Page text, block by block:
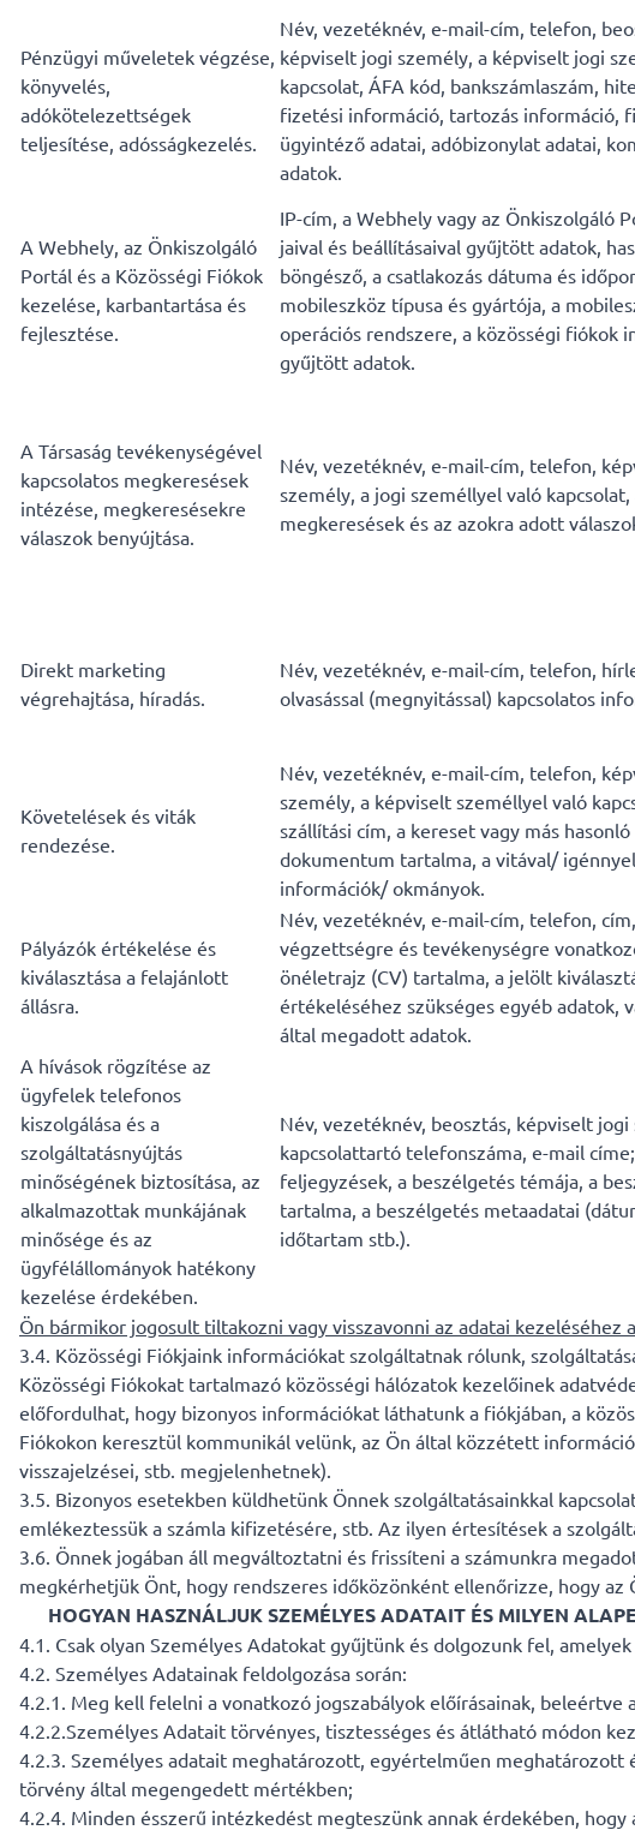
Pénzügyi műveletek végzése,
könyvelés,
adókötelezettségek
teljesítése, adósságkezelés.
Név, vezetéknév, e-mail-cím, telefon,
képviselt jogi személy, a képviselt jogi
kapcsolat, ÁFA kód, bankszámlaszám,
fizetési információ, tartozás információ,
ügyintéző adatai, adóbizonylat adatai,
adatok.
A Webhely, az Önkiszolgáló
Portál és a Közösségi Fiókok
kezelése, karbantartása és
fejlesztése.
IP-cím, a Webhely vagy az Önkiszolgáló
jaival és beállításaival gyűjtött adatok,
böngésző, a csatlakozás dátuma és
mobileszköz típusa és gyártója, a
operációs rendszere, a közösségi fiókok
gyűjtött adatok.
A Társaság tevékenységével
kapcsolatos megkeresések
intézése, megkeresésekre
válaszok benyújtása.
Név, vezetéknév, e-mail-cím, telefon,
személy, a jogi személlyel való kapcsolat,
megkeresések és az azokra adott
Direkt marketing
végrehajtása, híradás.
Név, vezetéknév, e-mail-cím, telefon,
olvasással (megnyitással) kapcsolatos
Követelések és viták
rendezése.
Név, vezetéknév, e-mail-cím, telefon,
személy, a képviselt személlyel való
szállítási cím, a kereset vagy más hasonló
dokumentum tartalma, a vitával/
információk/ okmányok.
Pályázók értékelése és
kiválasztása a felajánlott
állásra.
Név, vezetéknév, e-mail-cím, telefon, cím,
végzettségre és tevékenységre
önéletrajz (CV) tartalma, a jelölt
értékeléséhez szükséges egyéb adatok,
által megadott adatok.
A hívások rögzítése az
ügyfelek telefonos
kiszolgálása és a
szolgáltatásnyújtás
minőségének biztosítása, az
alkalmazottak munkájának
minősége és az
ügyfélállományok hatékony
kezelése érdekében.
Név, vezetéknév, beosztás, képviselt jogi
kapcsolattartó telefonszáma, e-mail
feljegyzések, a beszélgetés témája, a
tartalma, a beszélgetés metaadatai
időtartam stb.).
Ön bármikor jogosult tiltakozni vagy visszavonni az adatai
3.4. Közösségi Fiókjaink információkat szolgáltatnak rólunk,
Közösségi Fiókokat tartalmazó közösségi hálózatok kezelőinek
előfordulhat, hogy bizonyos információkat láthatunk a fiókjában, a
Fiókokon keresztül kommunikál velünk, az Ön által közzétett
visszajelzései, stb. megjelenhetnek).
3.5. Bizonyos esetekben küldhetünk Önnek szolgáltatásainkkal
emlékeztessük a számla kifizetésére, stb. Az ilyen értesítések a
3.6. Önnek jogában áll megváltoztatni és frissíteni a számunkra
megkérhetjük Önt, hogy rendszeres időközönként ellenőrizze, hogy
HOGYAN HASZNÁLJUK SZEMÉLYES ADATAIT ÉS MILYEN
4.1. Csak olyan Személyes Adatokat gyűjtünk és dolgozunk fel,
4.2. Személyes Adatainak feldolgozása során:
4.2.1. Meg kell felelni a vonatkozó jogszabályok előírásainak, beleértve
4.2.2.Személyes Adatait törvényes, tisztességes és átlátható módon
4.2.3. Személyes adatait meghatározott, egyértelműen
törvény által megengedett mértékben;
4.2.4. Minden ésszerű intézkedést megteszünk annak érdekében,